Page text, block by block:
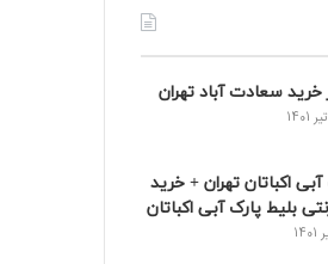
خرید سعادت‌ آباد تهران
آبی اکباتان تهران + خرید
بلیط پارک آبی اکباتان